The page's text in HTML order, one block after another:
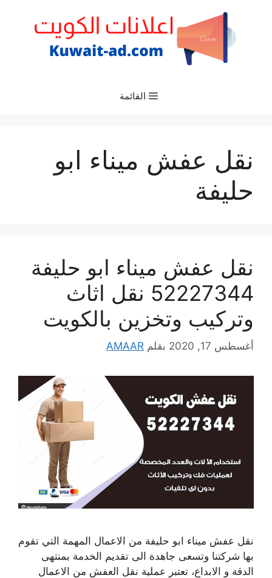
القائمة
نقل عفش ميناء ابو
حليفة
نقل عفش ميناء ابو حليفة
52227344 نقل اثاث
وتركيب وتخزين بالكويت
أغسطس 17, 2020 بقلم AMAAR
نقل عفش ميناء ابو حليفة من الاعمال المهمة التي تقوم
بها شركتنا وتسعى جاهدة الى تقديم الخدمة بمنتهى
الدقة و الابداع، تعتبر عملية نقل العفش من الاعمال